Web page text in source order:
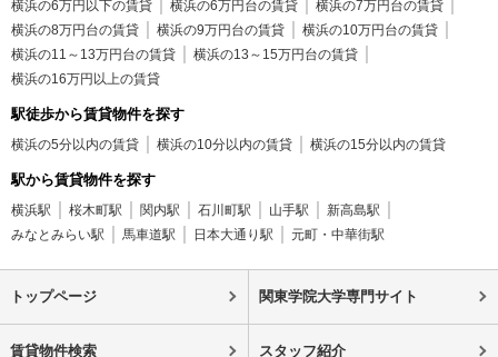
横浜の6万円以下の賃貸 横浜の6万円台の賃貸
横浜の7万円台の賃貸
横浜の8万円台の賃貸
横浜の9万円台の賃貸
横浜の10万円台の賃貸
横浜の11～13万円台の賃貸
横浜の13～15万円台の賃貸
横浜の16万円以上の賃貸
駅徒歩から賃貸物件を探す
横浜の5分以内の賃貸 横浜の10分以内の賃貸 横浜の15分以内の賃貸
駅から賃貸物件を探す
横浜駅 桜木町駅 関内駅 石川町駅 山手駅
新高島駅
みなとみらい駅
馬車道駅 日本大通り駅 元町・中華街駅
トップページ 関東学院大学専門サイト
賃貸物件検索 スタッフ紹介